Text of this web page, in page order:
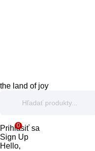
the land of joy
0
Prihlásiť sa
Sign Up
Hello,